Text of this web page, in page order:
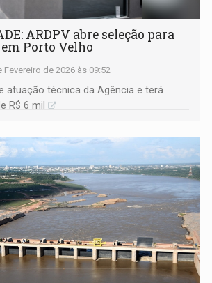
ARDPV abre seleção para
Porto Velho
Fevereiro de 2026 às 09:52
atuação técnica da Agência e terá
R$ 6 mil